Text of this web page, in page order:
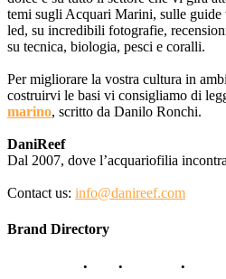
temi sugli Acquari Marini, sulle guide
led, su incredibili fotografie,
su tecnica, biologia, pesci e coralli.
Per migliorare la vostra cultura in
costruirvi le basi vi consigliamo di
marino, scritto da Danilo Ronchi.
DaniReef
Dal 2007, dove l’acquariofilia
Contact us: info@danireef.com
Brand Directory
• • •